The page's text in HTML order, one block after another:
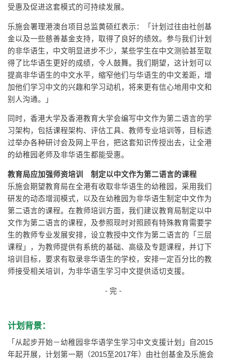
受惠及促进这套模式的可持续发展。
乐施会署理港澳台项目总监黄硕红表示：「计划过往由社创基
金以及一些慈善基金支持，取得了良好的绩效。参与我们计划
的非华语生，中文明显进步不少，某些学生在中文测验甚至取
得了比华语生更好的成绩，令人鼓舞。我们期望，这计划可以
提高非华语生的中文水平，缩窄他们与华语生的中文差距，增
加他们学习中文的兴趣和学习动机，将来更有信心地用中文和
别人沟通。」
同时，香港大学及香港教育大学会编写中文作为第二语言的学
习架构，包括课程架构、评估工具、教师专业培训等，目标透
过举办各种研讨会及网上平台，把这套知识传授出去，让全港
的幼稚园老师及非华语生都能受惠。
教育局应加强师资培训 制定以中文作为第二语言的课程
乐施会期望教育局在全港有收取非华语生的幼稚园，采用我们
研发的动态增润模式，以及在幼稚园为非华语生制定中文作为
第二语言的课程。在教师培训方面，我们建议教育局制定以中
文作为第二语言的课程，及参照现时对照顾有特殊教育需要学
生的教师专业发展安排，设立教授中文作为第二语言的「三层
课程」，为教师提供有系统的基础、高级及专题课程，并订下
培训目标，要求有取录非华语生的学校，安排一定百分比的教
师接受相关培训，为非华语生学习中文提供适切支援。
- 完 -
计划背景：
「从起步开始－幼稚园非华语学生学习中文支援计划」自2015
年起开展，计划第一期（2015至2017年）由社创基金及乐施会